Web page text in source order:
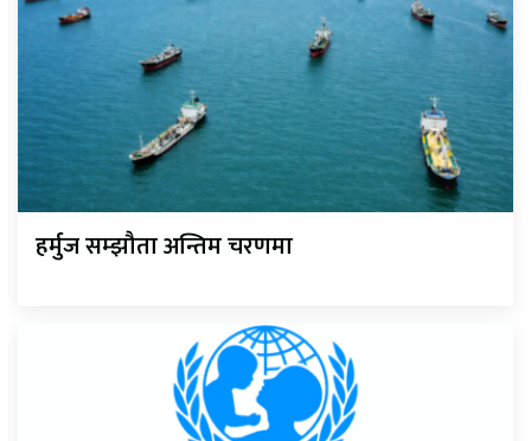
हर्मुज सम्झौता अन्तिम चरणमा